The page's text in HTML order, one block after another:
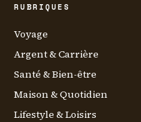
RUBRIQUES
Voyage
Argent & Carrière
Santé & Bien-être
Maison & Quotidien
Lifestyle & Loisirs